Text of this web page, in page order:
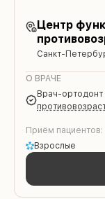
Центр
Санкт-
О ВРАЧЕ
врач-ортодонт
Приём пациентов:
Взрослые